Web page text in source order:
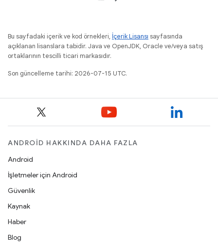
Bu sayfadaki içerik ve kod örnekleri, İçerik Lisansı sayfasında
açıklanan lisanslara tabidir. Java ve OpenJDK, Oracle ve/veya satış
ortaklarının tescilli ticari markasıdır.
Son güncelleme tarihi: 2026-07-15 UTC.
ANDROID HAKKINDA DAHA FAZLA
Android
İşletmeler için Android
Güvenlik
Kaynak
Haber
Blog